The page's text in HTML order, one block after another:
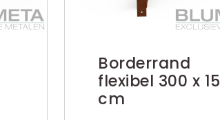
Borderrand
flexibel 300 x 15
cm